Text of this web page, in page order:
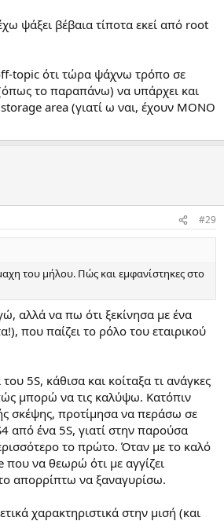
ψάξει βέβαια τίποτα εκεί από root
topic ότι τώρα ψάχνω τρόπο σε
το παραπάνω) να υπάρχει και
area (γιατί ω ναι, έχουν ΜΟΝΟ
#29
του μήλου. Πώς και εμφανίστηκες στο
αλλά να πω ότι ξεκίνησα με ένα
που παίζει το ρόλο του εταιρικού
5S, κάθισα και κοίταξα τι ανάγκες
μπορώ να τις καλύψω. Κατόπιν
σκέψης, προτίμησα να περάσω σε
από ένα 5S, γιατί στην παρούσα
το πρώτο. Όταν με το καλό
που να θεωρώ ότι με αγγίζει
απορρίπτω να ξαναγυρίσω.
χαρακτηριστικά στην μισή (και